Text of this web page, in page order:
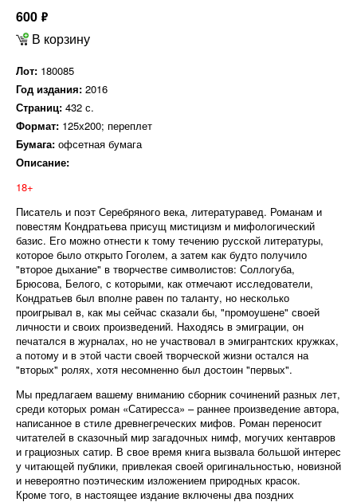
600 ф
В корзину
Лот: 180085
Год издания: 2016
Страниц: 432 с.
Формат: 125х200; переплет
Бумага: офсетная бумага
Описание:
18+
Писатель и поэт Серебряного века, литературавед. Романам и
повестям Кондратьева присущ мистицизм и мифологический
базис. Его можно отнести к тому течению русской литературы,
которое было открыто Гоголем, а затем как будто получило
"второе дыхание" в творчестве символистов: Соллогуба,
Брюсова, Белого, с которыми, как отмечают исследователи,
Кондратьев был вполне равен по таланту, но несколько
проигрывал в, как мы сейчас сказали бы, "промоушене" своей
личности и своих произведений. Находясь в эмиграции, он
печатался в журналах, но не участвовал в эмигрантских кружках,
а потому и в этой части своей творческой жизни остался на
"вторых" ролях, хотя несомненно был достоин "первых".
Мы предлагаем вашему вниманию сборник сочинений разных лет,
среди которых роман «Сатиресса» – раннее произведение автора,
написанное в стиле древнегреческих мифов. Роман переносит
читателей в сказочный мир загадочных нимф, могучих кентавров
и грациозных сатир. В свое время книга вызвала большой интерес
у читающей публики, привлекая своей оригинальностью, новизной
и невероятно поэтическим изложением природных красок.
Кроме того, в настоящее издание включены два поздних